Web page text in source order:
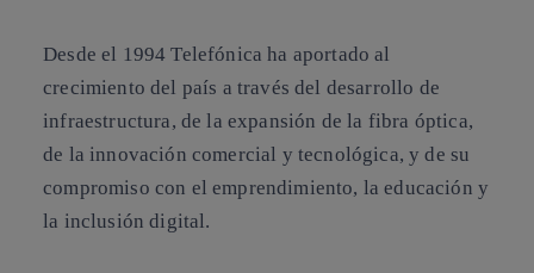
Desde el 1994 Telefónica ha aportado al
crecimiento del país a través del desarrollo de
infraestructura, de la expansión de la fibra óptica,
de la innovación comercial y tecnológica, y de su
compromiso con el emprendimiento, la educación y
la inclusión digital.